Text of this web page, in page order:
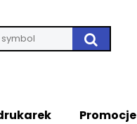
Promocje